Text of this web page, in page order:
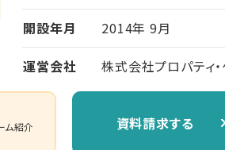
開設年月
2014年 9月
運営会社
株式会社プロパティ
ム紹介
資料請求する